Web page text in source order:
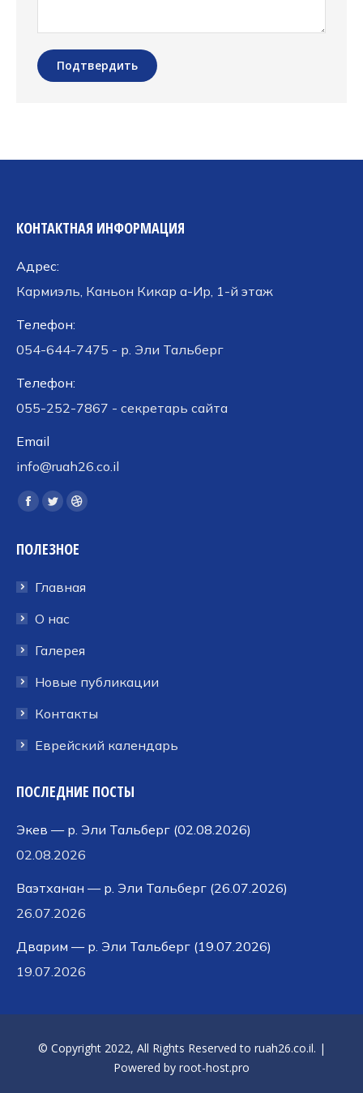
Подтвердить
КОНТАКТНАЯ ИНФОРМАЦИЯ
Адрес:
Кармиэль, Каньон Кикар а-Ир, 1-й этаж
Телефон:
054-644-7475 - р. Эли Тальберг
Телефон:
055-252-7867 - секретарь сайта
Email
info@ruah26.co.il
Ищите нас:
Страница
открывается
новом
окне
Страница
открывается
новом
окне
Страница
открывается
новом
ПОЛЕЗНОЕ
Главная
О нас
Галерея
Новые публикации
Контакты
Еврейский календарь
ПОСЛЕДНИЕ ПОСТЫ
Экев — р. Эли Тальберг (02.08.2026)
02.08.2026
Ваэтханан — р. Эли Тальберг (26.07.2026)
26.07.2026
Дварим — р. Эли Тальберг (19.07.2026)
19.07.2026
© Copyright 2022, All Rights Reserved to ruah26.co.il. |
Powered by root-host.pro